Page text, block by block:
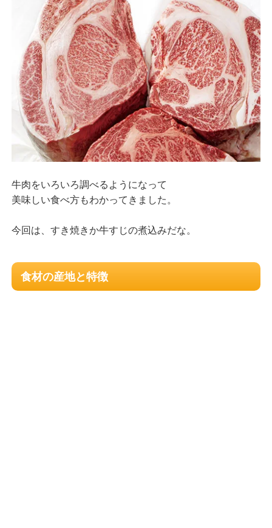
牛肉をいろいろ調べるようになって
美味しい食べ方もわかってきました。
今回は、すき焼きか牛すじの煮込みだな。
食材の産地と特徴